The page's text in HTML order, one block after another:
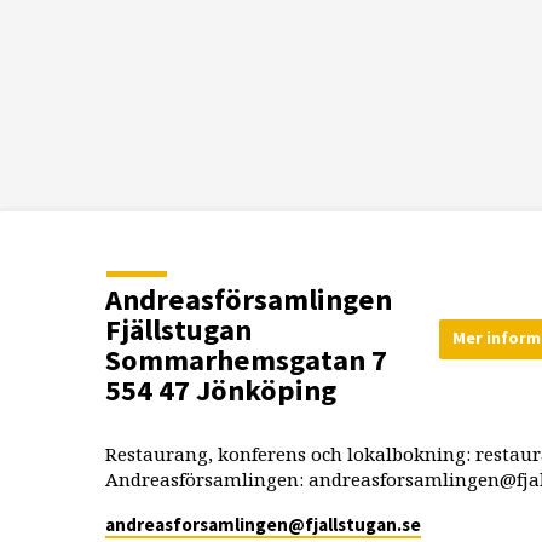
Andreasförsamlingen
Fjällstugan
Sommarhemsgatan 7
554 47 Jönköping
Mer
Restaurang, konferens och lokalbokning:
Andreasförsamlingen:
andreasforsamlingen​@fjallstugan.se